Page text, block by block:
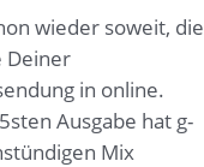
wieder soweit, die
Deiner
in online.
Ausgabe hat g-
Mix